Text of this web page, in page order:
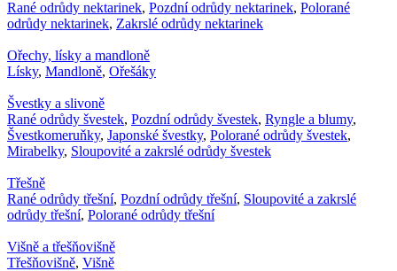
Rané odrůdy nektarinek, Pozdní odrůdy nektarinek, Polorané
odrůdy nektarinek, Zakrslé odrůdy nektarinek
Ořechy, lísky a mandloně
Lísky, Mandloně, Ořešáky
Švestky a slivoně
Rané odrůdy švestek, Pozdní odrůdy švestek, Ryngle a blumy,
Švestkomeruňky, Japonské švestky, Polorané odrůdy švestek,
Mirabelky, Sloupovité a zakrslé odrůdy švestek
Třešně
Rané odrůdy třešní, Pozdní odrůdy třešní, Sloupovité a zakrslé
odrůdy třešní, Polorané odrůdy třešní
Višně a třešňovišně
Třešňovišně, Višně